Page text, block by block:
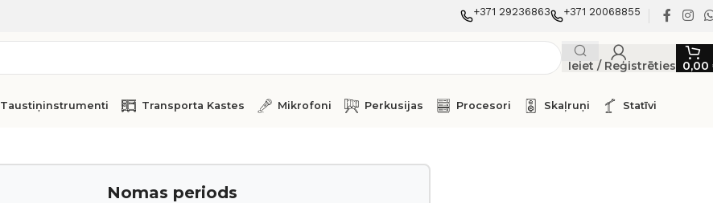
+371 29236863 +371 20068855
Ieiet / Reģistrēties 0,00
Taustiņinstrumenti Transporta Kastes Mikrofoni Perkusijas Procesori Skaļruņi Statīvi
Nomas periods